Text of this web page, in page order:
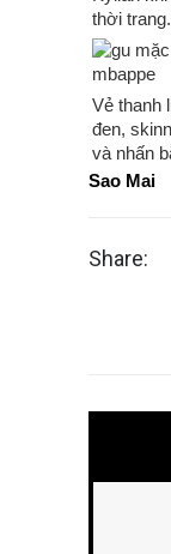
thời trang.
Vẻ thanh
đen,
và nhấn
Sao Mai
Share: